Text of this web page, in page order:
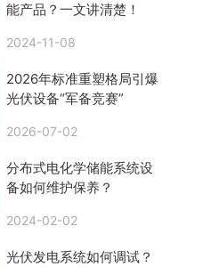
能产品？一文讲清楚！
2024-11-08
2026年标准重塑格局引爆
光伏设备“军备竞赛”
2026-07-02
分布式电化学储能系统设
备如何维护保养？
2024-02-02
光伏发电系统如何调试？